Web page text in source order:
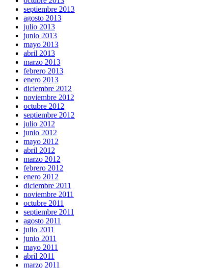
septiembre 2013
agosto 2013
julio 2013
junio 2013
mayo 2013
abril 2013
marzo 2013
febrero 2013
enero 2013
diciembre 2012
noviembre 2012
octubre 2012
septiembre 2012
julio 2012
junio 2012
mayo 2012
abril 2012
marzo 2012
febrero 2012
enero 2012
diciembre 2011
noviembre 2011
octubre 2011
septiembre 2011
agosto 2011
julio 2011
junio 2011
mayo 2011
abril 2011
marzo 2011